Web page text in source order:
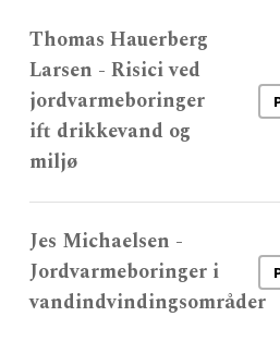
Thomas Hauerberg
Larsen - Risici ved
jordvarmeboringer
ift drikkevand og
miljø
Jes Michaelsen -
Jordvarmeboringer i
vandindvindingsområder